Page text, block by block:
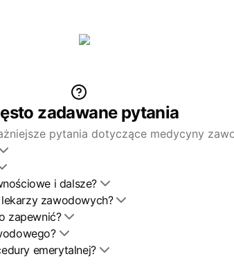
zadawane pytania
pytania dotyczące medycyny
i dalsze?
zawodowych?
zapewnić?
emerytalnej?